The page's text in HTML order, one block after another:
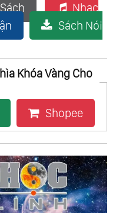
Nhạc
Sách Nói
Khóa Vàng Cho
Shopee